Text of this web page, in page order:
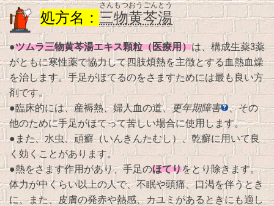
処方名： 三物黄芩湯
さんもつおうごんとう
●ツムラ三物黄芩湯エキス顆粒（医療用）は、構成生薬3薬
がともに寒性薬で協力して四肢煩熱を主徴とする血熱血燥
を治します。手足がほてるのをさますためには最も良い方
剤です。
●臨床的には、産褥熱、婦人血の道、更年期障害
、その
他のために手足がほてって苦しい場合に使用します。
●また、水虫、頑癬（いんきんたむし）、乾癬に用いて良
く効くことがあります。
●熱をさます作用があり、手足のほてりをとり除きます。
体力が中くらい以上の人で、不眠や頭痛、口渇を伴うとき
に、また、皮膚の発赤や熱感、カユミがあるときにも適し